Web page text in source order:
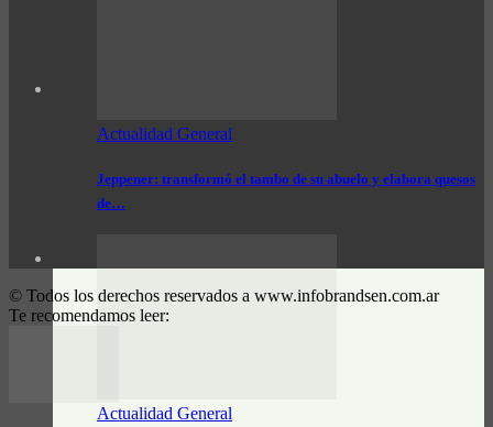
Actualidad General
Jeppener: transformó el tambo de su abuelo y elabora quesos
de…
Actualidad General
© Todos los derechos reservados a www.infobrandsen.com.ar
Te recomendamos leer: